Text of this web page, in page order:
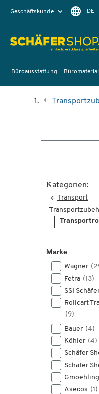
Geschäftskunde DE
EN
Büroausstattung Büromaterial
Kategorien:
Transport
Marke
Wagner
Fetra (13)
SSI
Rollcart
(9)
Bauer (4)
Köhler (4)
Schäfer
Schäfer
Gmoehling
Asecos (1)